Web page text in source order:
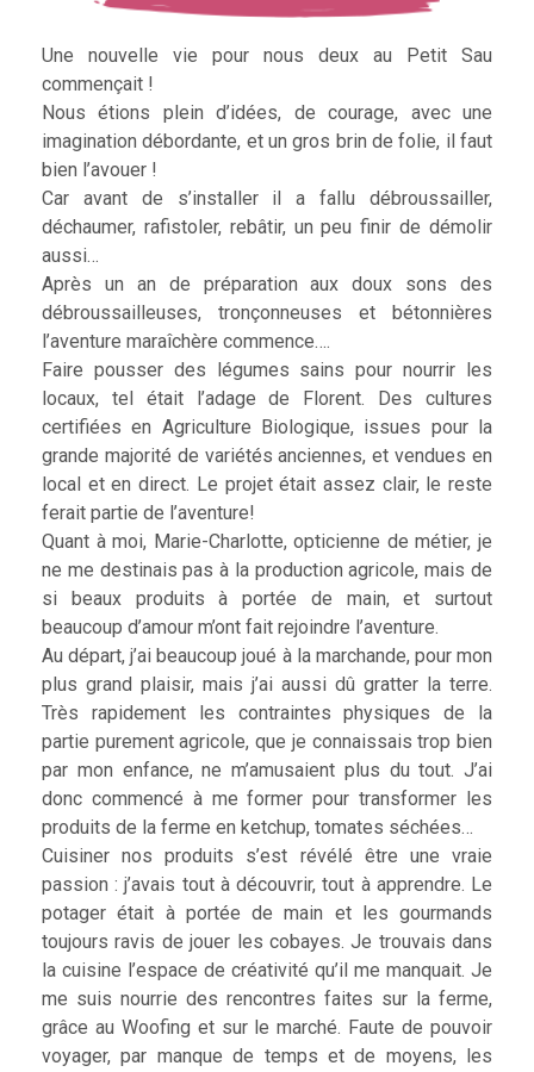
Une nouvelle vie pour nous deux au Petit Sau
commençait !
Nous étions plein d’idées, de courage, avec une
imagination débordante, et un gros brin de folie, il faut
bien l’avouer !
Car avant de s’installer il a fallu débroussailler,
déchaumer, rafistoler, rebâtir, un peu finir de démolir
aussi…
Après un an de préparation aux doux sons des
débroussailleuses, tronçonneuses et bétonnières
l’aventure maraîchère commence….
Faire pousser des légumes sains pour nourrir les
locaux, tel était l’adage de Florent. Des cultures
certifiées en Agriculture Biologique, issues pour la
grande majorité de variétés anciennes, et vendues en
local et en direct. Le projet était assez clair, le reste
ferait partie de l’aventure!
Quant à moi, Marie-Charlotte, opticienne de métier, je
ne me destinais pas à la production agricole, mais de
si beaux produits à portée de main, et surtout
beaucoup d’amour m’ont fait rejoindre l’aventure.
Au départ, j’ai beaucoup joué à la marchande, pour mon
plus grand plaisir, mais j’ai aussi dû gratter la terre.
Très rapidement les contraintes physiques de la
partie purement agricole, que je connaissais trop bien
par mon enfance, ne m’amusaient plus du tout. J’ai
donc commencé à me former pour transformer les
produits de la ferme en ketchup, tomates séchées…
Cuisiner nos produits s’est révélé être une vraie
passion : j’avais tout à découvrir, tout à apprendre. Le
potager était à portée de main et les gourmands
toujours ravis de jouer les cobayes. Je trouvais dans
la cuisine l’espace de créativité qu’il me manquait. Je
me suis nourrie des rencontres faites sur la ferme,
grâce au Woofing et sur le marché. Faute de pouvoir
voyager, par manque de temps et de moyens, les